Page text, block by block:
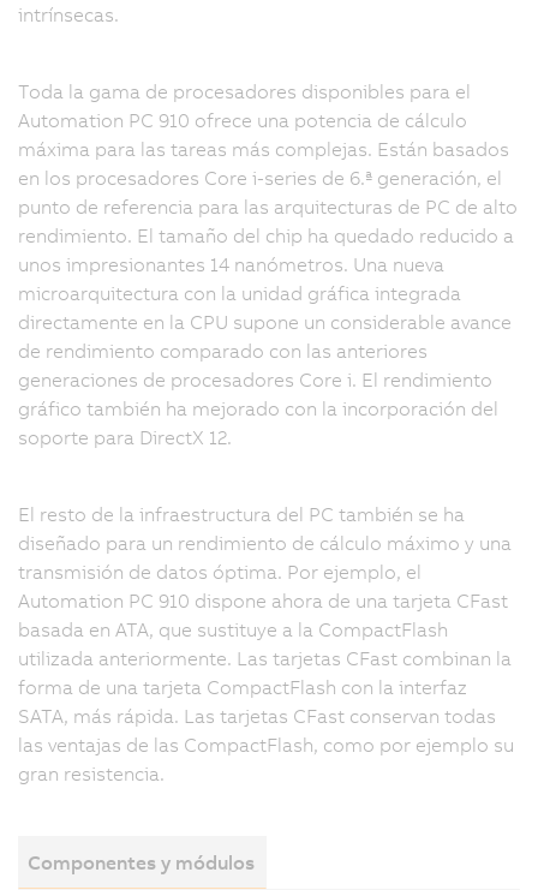
intrínsecas.
Toda la gama de procesadores disponibles para el
Automation PC 910 ofrece una potencia de cálculo
máxima para las tareas más complejas. Están basados
en los procesadores Core i-series de 6.ª generación, el
punto de referencia para las arquitecturas de PC de alto
rendimiento. El tamaño del chip ha quedado reducido a
unos impresionantes 14 nanómetros. Una nueva
microarquitectura con la unidad gráfica integrada
directamente en la CPU supone un considerable avance
de rendimiento comparado con las anteriores
generaciones de procesadores Core i. El rendimiento
gráfico también ha mejorado con la incorporación del
soporte para DirectX 12.
El resto de la infraestructura del PC también se ha
diseñado para un rendimiento de cálculo máximo y una
transmisión de datos óptima. Por ejemplo, el
Automation PC 910 dispone ahora de una tarjeta CFast
basada en ATA, que sustituye a la CompactFlash
utilizada anteriormente. Las tarjetas CFast combinan la
forma de una tarjeta CompactFlash con la interfaz
SATA, más rápida. Las tarjetas CFast conservan todas
las ventajas de las CompactFlash, como por ejemplo su
gran resistencia.
Componentes y módulos